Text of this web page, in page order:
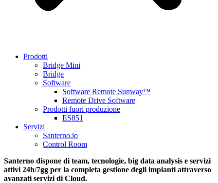
Prodotti
Bridge Mini
Bridge
Software
Software Remote Sunway™
Remote Drive Software
Prodotti fuori produzione
ES851
Servizi
Santerno.io
Control Room
Santerno dispone di team, tecnologie, big data analysis e servizi
attivi 24h/7gg per la completa gestione degli impianti attraverso
avanzati servizi di Cloud.